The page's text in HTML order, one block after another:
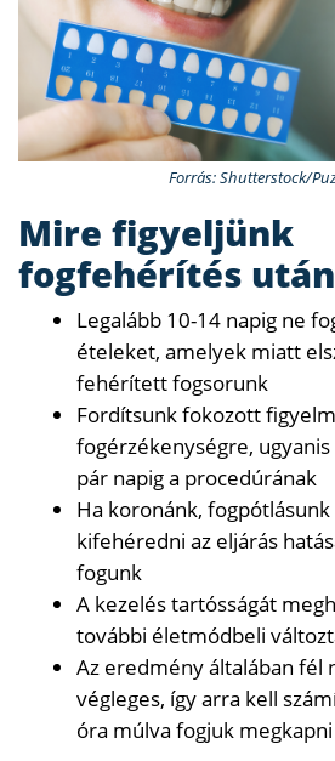
Forrás: Shutterstock/
Mire figyeljünk
fogfehérítés
Legalább 10-14 napig ne
ételeket, amelyek miatt
fehérített fogsorunk
Fordítsunk fokozott
fogérzékenységre,
pár napig a procedúrának
Ha koronánk,
kifehéredni az eljárás
fogunk
A kezelés tartósságát
további életmódbeli
Az eredmény általában fél
végleges, így arra kell
óra múlva fogjuk